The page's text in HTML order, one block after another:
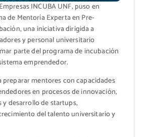
INCUBA UNF, puso en
de Mentoría Experta en Pre-
una iniciativa dirigida a
y personal universitario
parte del programa de incubación
emprendedor.
preparar mentores con capacidades
en procesos de innovación,
y desarrollo de startups,
del talento universitario y